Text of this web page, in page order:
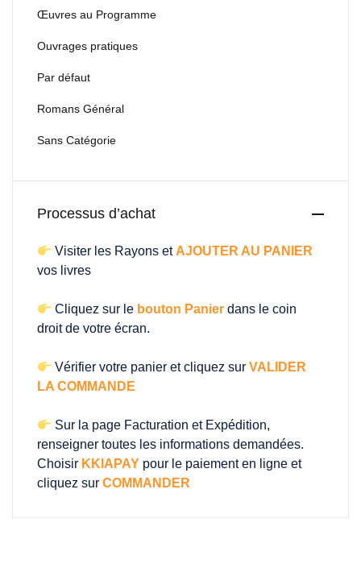
Œuvres au Programme
Ouvrages pratiques
Par défaut
Romans Général
Sans Catégorie
Processus d’achat
Visiter les Rayons et AJOUTER AU PANIER
vos livres
Cliquez sur le bouton Panier dans le coin
droit de votre écran.
Vérifier votre panier et cliquez surVALIDER
LA COMMANDE
Sur la page Facturation et Expédition,
renseigner toutes les informations demandées.
Choisir KKIAPAY pour le paiement en ligne et
cliquez sur COMMANDER